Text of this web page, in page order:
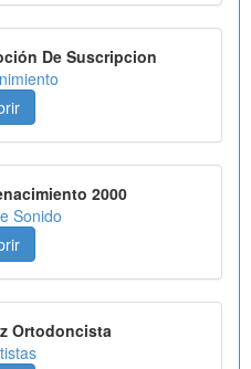
De Suscripcion
2000
Sonido
Ortodoncista